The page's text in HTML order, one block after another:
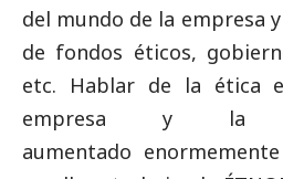
del mundo de la empresa
de fondos éticos,
etc. Hablar de la ética
empresa y la
aumentado